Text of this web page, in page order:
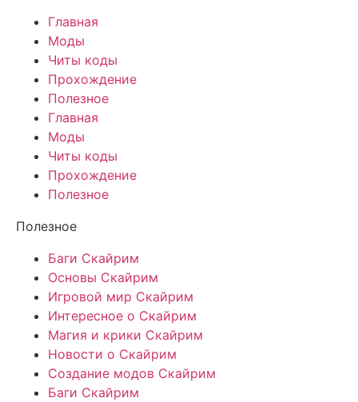
Главная
Моды
Читы коды
Прохождение
Полезное
Главная
Моды
Читы коды
Прохождение
Полезное
Полезное
Баги Скайрим
Основы Скайрим
Игровой мир Скайрим
Интересное о Скайрим
Магия и крики Скайрим
Новости о Скайрим
Создание модов Скайрим
Баги Скайрим